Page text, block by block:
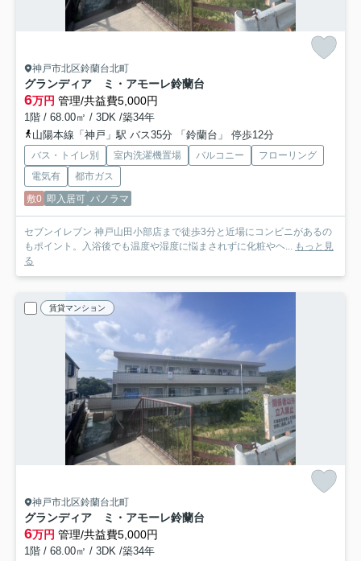
神戸市北区鈴蘭台北町
グランディア ミ・アモーレ鈴蘭台
6万円 管理/共益費5,000円
1階 / 68.00㎡ / 3DK /築34年
山陽本線「神戸」駅 バス35分 「鈴蘭台」 停歩12分
バス・トイレ別 室内洗濯機置場 バルコニー
フローリング
電気有
都市ガス
敷0 即入居可 パノラマ
セブンイレブン 神戸山田小部店まで徒歩3分と近場にコンビニがあるの
もポイント。入浴後でも温度や湿度に悩まされずに化粧やヘ... もっと見
る
賃貸マンション
神戸市北区鈴蘭台北町
グランディア ミ・アモーレ鈴蘭台
6万円 管理/共益費5,000円
1階 / 68.00㎡ / 3DK /築34年